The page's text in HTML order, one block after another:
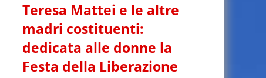
Teresa Mattei e le altre
madri costituenti:
dedicata alle donne la
Festa della Liberazione